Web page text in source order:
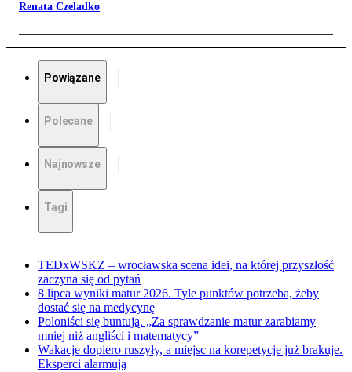
Renata Czeladko
Powiązane
Polecane
Najnowsze
Tagi
TEDxWSKZ – wrocławska scena idei, na której przyszłość
zaczyna się od pytań
8 lipca wyniki matur 2026. Tyle punktów potrzeba, żeby
dostać się na medycynę
Poloniści się buntują. „Za sprawdzanie matur zarabiamy
mniej niż angliści i matematycy”
Wakacje dopiero ruszyły, a miejsc na korepetycje już brakuje.
Eksperci alarmują